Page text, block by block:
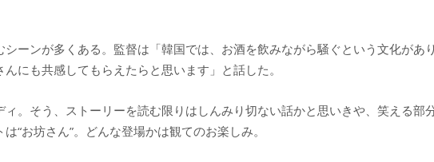
ーンが多くある。監督は「韓国では、お酒を飲みながら騒ぐという文化があり
にも共感してもらえたらと思います」と話した。
。そう、ストーリーを読む限りはしんみり切ない話かと思いきや、笑える部
“お坊さん”。どんな登場かは観てのお楽しみ。